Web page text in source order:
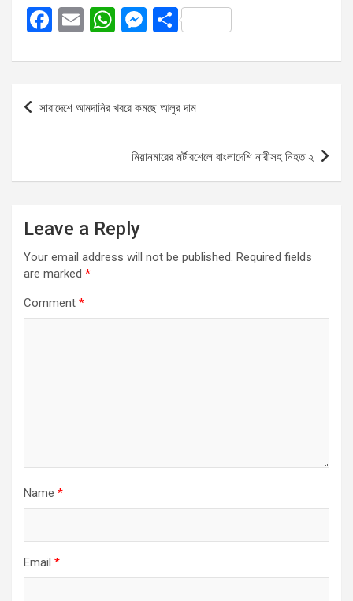
F
ce
o
E
ail
W
at
A
M
se
g
er
S
ar
Post
সারাদেশে আমদানির খবরে কমছে আলুর দাম
মিয়ানমারের মর্টারশেলে বাংলাদেশি নারীসহ নিহত ২
Leave a Reply
Your email address will not be published. Required fields
are marked *
Comment *
Name *
Email *